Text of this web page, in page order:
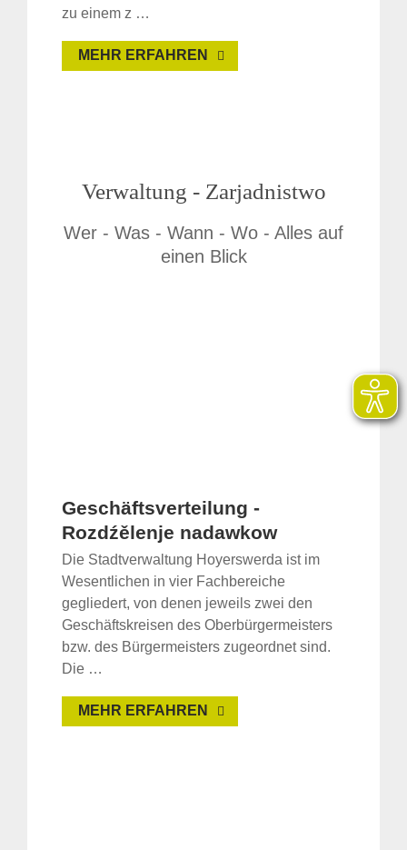
zu einem z …
MEHR ERFAHREN
Verwaltung - Zarjadnistwo
Wer - Was - Wann - Wo - Alles auf
einen Blick
Geschäftsverteilung -
Rozdźělenje nadawkow
Die Stadtverwaltung Hoyerswerda ist im
Wesentlichen in vier Fachbereiche
gegliedert, von denen jeweils zwei den
Geschäftskreisen des Oberbürgermeisters
bzw. des Bürgermeisters zugeordnet sind.
Die …
MEHR ERFAHREN